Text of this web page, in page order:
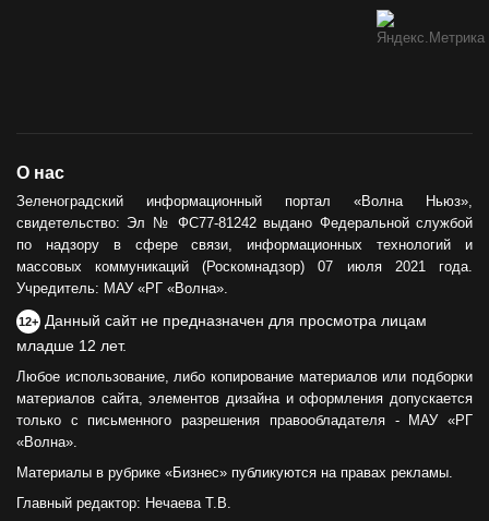
О нас
Зеленоградский информационный портал «Волна Ньюз»,
свидетельство: Эл № ФС77-81242 выдано Федеральной службой
по надзору в сфере связи, информационных технологий и
массовых коммуникаций (Роскомнадзор) 07 июля 2021 года.
Учредитель: МАУ «РГ «Волна».
12+ Данный сайт не предназначен для просмотра лицам
младше 12 лет.
Любое использование, либо копирование материалов или подборки
материалов сайта, элементов дизайна и оформления допускается
только с письменного разрешения правообладателя - МАУ «РГ
«Волна».
Материалы в рубрике «Бизнес» публикуются на правах рекламы.
Главный редактор: Нечаева Т.В.